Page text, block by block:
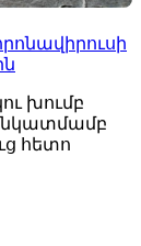
խումբ
նկատմամբ
հետո